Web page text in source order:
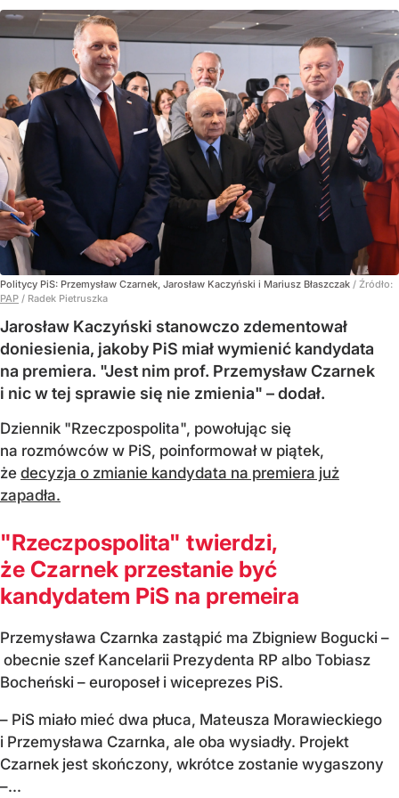
Politycy PiS: Przemysław Czarnek, Jarosław Kaczyński i Mariusz Błaszczak / Źródło:
PAP / Radek Pietruszka
Jarosław Kaczyński stanowczo zdementował
doniesienia, jakoby PiS miał wymienić kandydata
na premiera. "Jest nim prof. Przemysław Czarnek
i nic w tej sprawie się nie zmienia" – dodał.
Dziennik "Rzeczpospolita", powołując się
na rozmówców w PiS, poinformował w piątek,
że decyzja o zmianie kandydata na premiera już
zapadła.
"Rzeczpospolita" twierdzi,
że Czarnek przestanie być
kandydatem PiS na premeira
Przemysława Czarnka zastąpić ma Zbigniew Bogucki –
obecnie szef Kancelarii Prezydenta RP albo Tobiasz
Bocheński – europoseł i wiceprezes PiS.
– PiS miało mieć dwa płuca, Mateusza Morawieckiego
i Przemysława Czarnka, ale oba wysiadły. Projekt
Czarnek jest skończony, wkrótce zostanie wygaszony
–...